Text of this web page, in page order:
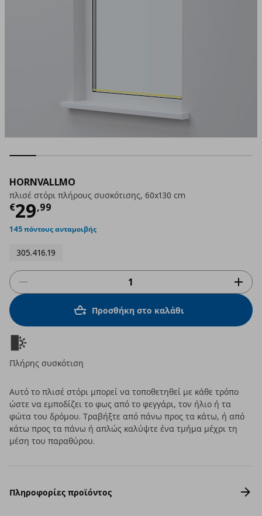
HORNVALLMO
πλισέ στόρι πλήρους συσκότισης, 60x130 cm
€29,99
Τρέχουσα τιμή
145 πόντους ανταμοιβής
305.416.19
Προσθήκη στο καλάθι
Πλήρης συσκότιση
Αυτό το πλισέ στόρι μπορεί να τοποθετηθεί με κάθε τρόπο
ώστε να εμποδίζει το φως από το φεγγάρι, τον ήλιο ή τα
φώτα του δρόμου. Τραβήξτε από πάνω προς τα κάτω, ή από
κάτω προς τα πάνω ή απλώς καλύψτε ένα τμήμα μέχρι τη
μέση του παραθύρου.
Πληροφορίες προϊόντος